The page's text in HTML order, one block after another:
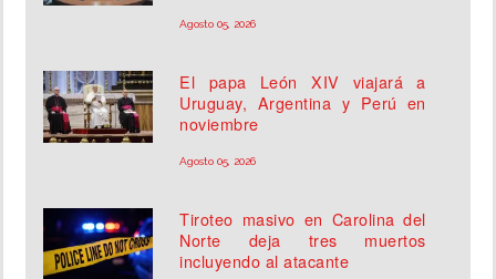
Agosto 05, 2026
El papa León XIV viajará a
Uruguay, Argentina y Perú en
noviembre
Agosto 05, 2026
Tiroteo masivo en Carolina del
Norte deja tres muertos
incluyendo al atacante